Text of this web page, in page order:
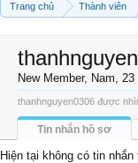
Trang chủ Thành viên
New Member, Nam, 23
thanhnguyen0306 được
Tin nhắn hồ sơ
Hiện tại không có tin